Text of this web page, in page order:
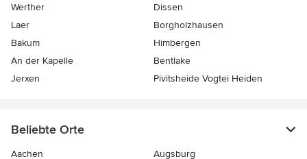
Werther
Dissen
Laer
Borgholzhausen
Bakum
Himbergen
An der Kapelle
Bentlake
Jerxen
Pivitsheide Vogtei Heiden
Beliebte Orte
Aachen Augsburg